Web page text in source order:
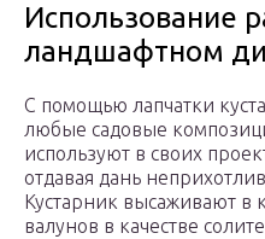
Использование
ландшафтном
С помощью лапчатки
любые садовые
используют в своих
отдавая дань
Кустарник высаживают в
валунов в качестве